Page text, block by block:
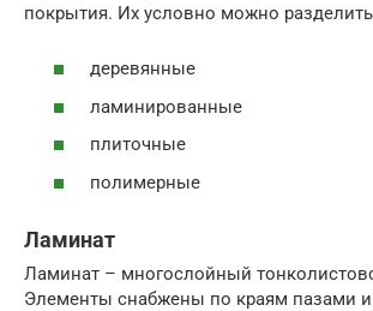
покрытия. Их условно можно
деревянные
ламинированные
плиточные
полимерные
Ламинат
Ламинат – многослойный
Элементы снабжены по краям пазами